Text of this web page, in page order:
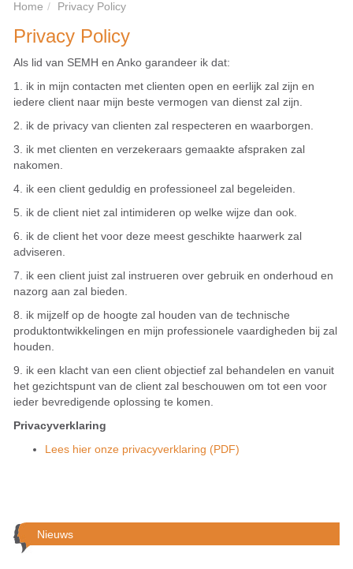
Home Privacy Policy
Privacy Policy
Als lid van SEMH en Anko garandeer ik dat:
1. ik in mijn contacten met clienten open en eerlijk zal zijn en
iedere client naar mijn beste vermogen van dienst zal zijn.
2. ik de privacy van clienten zal respecteren en waarborgen.
3. ik met clienten en verzekeraars gemaakte afspraken zal
nakomen.
4. ik een client geduldig en professioneel zal begeleiden.
5. ik de client niet zal intimideren op welke wijze dan ook.
6. ik de client het voor deze meest geschikte haarwerk zal
adviseren.
7. ik een client juist zal instrueren over gebruik en onderhoud en
nazorg aan zal bieden.
8. ik mijzelf op de hoogte zal houden van de technische
produktontwikkelingen en mijn professionele vaardigheden bij zal
houden.
9. ik een klacht van een client objectief zal behandelen en vanuit
het gezichtspunt van de client zal beschouwen om tot een voor
ieder bevredigende oplossing te komen.
Privacyverklaring
Lees hier onze privacyverklaring (PDF)
Nieuws